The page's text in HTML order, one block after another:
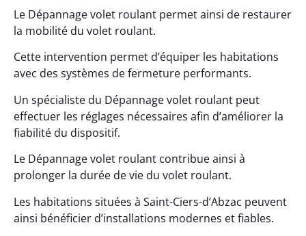
Le Dépannage volet roulant permet ainsi de restaurer
la mobilité du volet roulant.
Cette intervention permet d’équiper les habitations
avec des systèmes de fermeture performants.
Un spécialiste du Dépannage volet roulant peut
effectuer les réglages nécessaires afin d’améliorer la
fiabilité du dispositif.
Le Dépannage volet roulant contribue ainsi à
prolonger la durée de vie du volet roulant.
Les habitations situées à Saint-Ciers-d’Abzac peuvent
ainsi bénéficier d’installations modernes et fiables.